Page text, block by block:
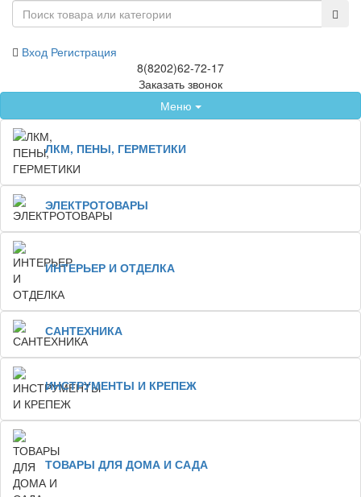
Вход Регистрация
8(8202)62-72-17
Заказать звонок
Меню
ЛКМ, ПЕНЫ, ГЕРМЕТИКИ
ЭЛЕКТРОТОВАРЫ
ИНТЕРЬЕР И ОТДЕЛКА
САНТЕХНИКА
ИНСТРУМЕНТЫ И КРЕПЕЖ
ТОВАРЫ ДЛЯ ДОМА И САДА